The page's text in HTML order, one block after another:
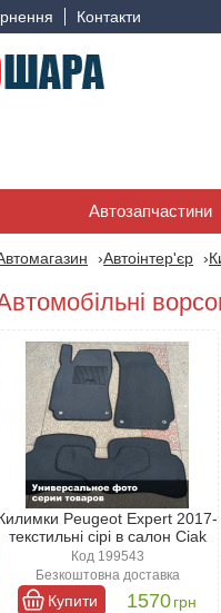
Контакти
Автозапчастини
Автоінтер'єр
Peugeot Expert 2017-
текстильні сірі в салон Ciak
Код 199543
Безкоштовна доставка
Купити 1570грн